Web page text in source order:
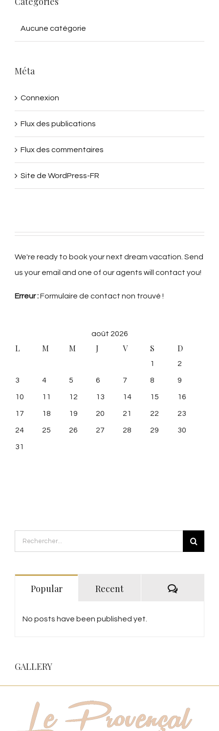
Aucune catégorie
Méta
Connexion
Flux des publications
Flux des commentaires
Site de WordPress-FR
We're ready to book your next dream vacation. Send
us your email and one of our agents will contact you!
Erreur :Formulaire de contact non trouvé !
août 2026
L M M J V S D
1 2
3 4 5 6 7 8 9
10 11 12 13 14 15 16
17 18 19 20 21 22 23
24 25 26 27 28 29 30
31
Rechercher:
Popular Recent
No posts have been published yet.
GALLERY